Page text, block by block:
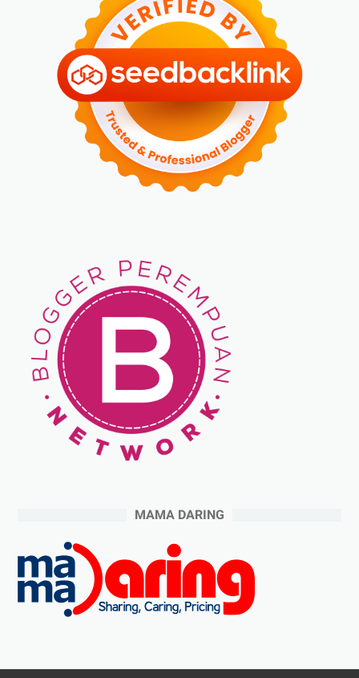
MAMA DARING